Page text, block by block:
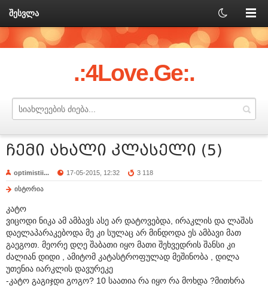
შესვლა
.:4Love.Ge:.
ჩემი ახალი კლასელი (5)
optimistii... 17-05-2015, 12:32 3 118
ისტორია
კატო
ვიცოდი ნიკა ამ ამბავს ასე არ დატოვებდა, ირაკლის და ლაშას
დაელაპარაკებოდა მე კი სულაც არ მინდოდა ეს ამბავი მათ
გაეგოთ. მეორე დღე შაბათი იყო მათი შეხვედრის შანსი კი
ძალიან დიდი , ამიტომ კატასტროფულად მეშინობა , დილა
უთენია იარკლის დავურეკე
-კატო გაგიჯდი გოგო? 10 საათია რა იყო რა მოხდა ?მითხრა